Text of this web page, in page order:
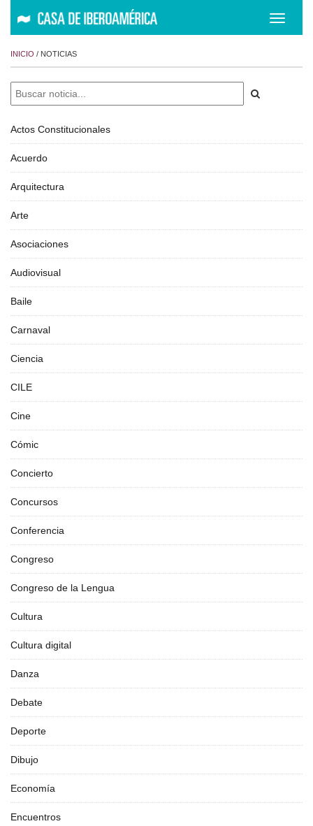
INICIO / NOTICIAS
Actos Constitucionales
Acuerdo
Arquitectura
Arte
Asociaciones
Audiovisual
Baile
Carnaval
Ciencia
CILE
Cine
Cómic
Concierto
Concursos
Conferencia
Congreso
Congreso de la Lengua
Cultura
Cultura digital
Danza
Debate
Deporte
Dibujo
Economía
Encuentros